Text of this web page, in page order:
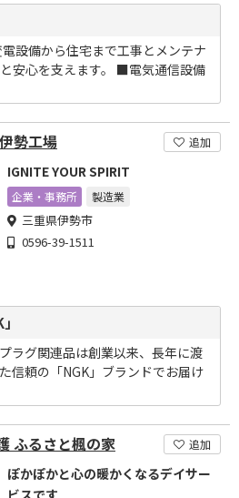
設備から住宅まで工事とメンテナ
安心を支えます。 ■電気通信設備
勢工場 追加
IGNITE YOUR SPIRIT
企業・事務所 製造業
三重県伊勢市
0596-39-1511
ラグ関連品は創業以来、長年に渡
信頼の「NGK」ブランドでお届け
ふるさと楓の家 追加
ぽかぽかと心の暖かくなるデイサー